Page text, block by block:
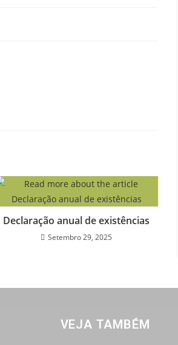
Declaração anual de existências
Setembro 29, 2025
VEJA TAMBÉM